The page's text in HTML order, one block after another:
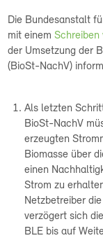
Die Bundesanstalt
mit einemSchreiben
der Umsetzung der
(BioSt-NachV)
Als letzten
BioSt-NachV
erzeugten
Biomasse über
einen
Strom zu
Netzbetreiber
verzögert sich
BLE bis auf